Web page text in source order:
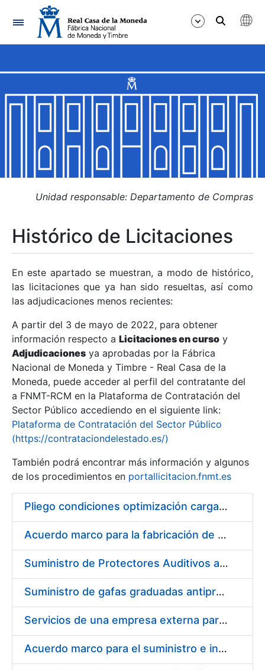
Navegación
Mostrar/Ocultar
Mostrar/Ocultar
Mostrar/Ocultar
Mostrar/Ocultar
Mostrar/Ocultar
Mostrar/Ocultar
Unidad responsable: Departamento de Compras
Histórico de Licitaciones
En este apartado se muestran, a modo de histórico,
las licitaciones que ya han sido resueltas, así como
las adjudicaciones menos recientes:
A partir del 3 de mayo de 2022, para obtener
información respecto a Licitaciones en curso y
Adjudicaciones ya aprobadas por la Fábrica
Nacional de Moneda y Timbre - Real Casa de la
Moneda, puede acceder al perfil del contratante del
a FNMT-RCM en la Plataforma de Contratación del
Sector Público accediendo en el siguiente link:
Plataforma de Contratación del Sector Público
(https://contrataciondelestado.es/)
También podrá encontrar más información y algunos
de los procedimientos en portallicitacion.fnmt.es
Pliego condiciones optimización cargas compras firmado
Acuerdo marco para la fabricación de piezas
Suministro de Protectores Auditivos a medida para las personas trabajadoras de los Centros de Trabajo de Madrid y Burgos
Suministro de gafas graduadas antiproyecciones para los trabajadores de la FNMT-RCM en los centros de trabajo de Madrid y Burgos
Servicios de una empresa externa para el asesoramiento y resolución de los recursos de alzada que se presentan relacionados con procesos de selección para la FNMT-RCM
Acuerdo marco para el suministro e instalación de persianas, estores y otros complementos